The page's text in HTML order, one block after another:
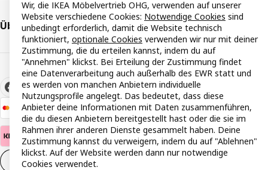
Über IKEA
Cookie-Einstellungen
Wir, die IKEA Möbelvertrieb OHG, verwenden auf unserer
Website verschiedene Cookies: Notwendige Cookies sind
unbedingt erforderlich, damit die Website technisch
funktioniert, optionale Cookies verwenden wir nur mit deiner
Zustimmung, die du erteilen kannst, indem du auf
"Annehmen" klickst. Bei Erteilung der Zustimmung findet
eine Datenverarbeitung auch außerhalb des EWR statt und
es werden von manchen Anbietern individuelle
Nutzungsprofile angelegt. Das bedeutet, dass diese
Anbieter deine Informationen mit Daten zusammenführen,
die du diesen Anbietern bereitgestellt hast oder die sie im
Rahmen ihrer anderen Dienste gesammelt haben. Deine
Zustimmung kannst du verweigern, indem du auf "Ablehnen"
klickst. Auf der Website werden dann nur notwendige
Cookies verwendet.